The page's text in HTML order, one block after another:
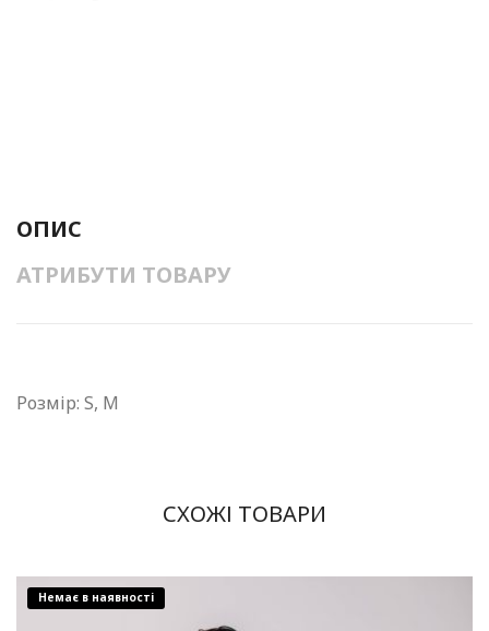
ОПИС
АТРИБУТИ ТОВАРУ
Розмір: S, M
СХОЖІ ТОВАРИ
Немає в наявності